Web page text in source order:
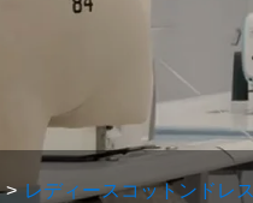
レディースコットンドレス